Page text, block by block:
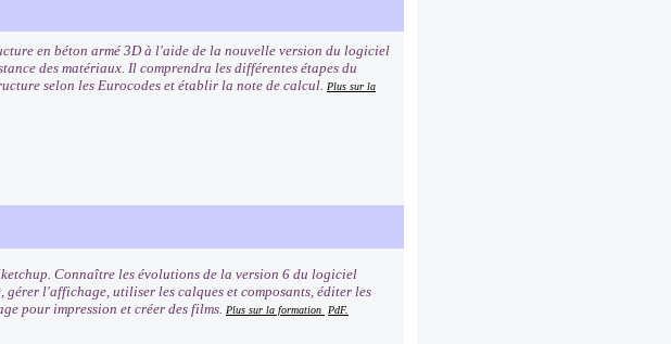
en béton armé 3D à l'aide de la nouvelle version du logiciel
des matériaux. Il comprendra les différentes étapes du
selon les Eurocodes et établir la note de calcul. Plus sur la
Connaître les évolutions de la version 6 du logiciel
l'affichage, utiliser les calques et composants, éditer les
pour impression et créer des films. Plus sur la formation PdF.